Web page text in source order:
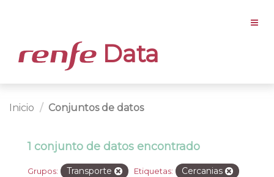
Data
Inicio Conjuntos de datos
1 conjunto de datos encontrado
Grupos: Transporte Etiquetas:
Cercanias